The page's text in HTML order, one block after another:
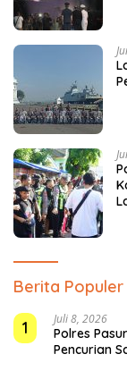
Berita Populer
1
Juli 8, 2026
Polres
Pencurian